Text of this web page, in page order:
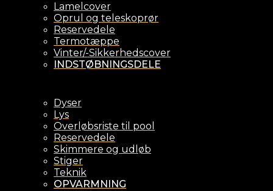
Lamelcover
Oprul og teleskoprør
Reservedele
Termotæppe
Vinter/-Sikkerhedscover
INDSTØBNINGSDELE
Dyser
Lys
Overløbsriste til pool
Reservedele
Skimmere og udløb
Stiger
Teknik
OPVARMNING